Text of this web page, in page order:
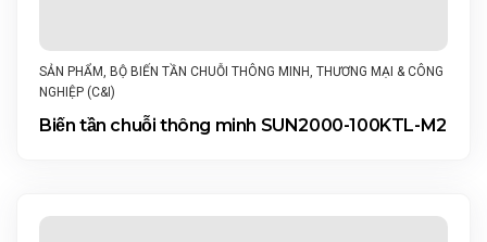
SẢN PHẨM, BỘ BIẾN TẦN CHUỖI THÔNG MINH, THƯƠNG MẠI & CÔNG
NGHIỆP (C&I)
Biến tần chuỗi thông minh SUN2000-100KTL-M2